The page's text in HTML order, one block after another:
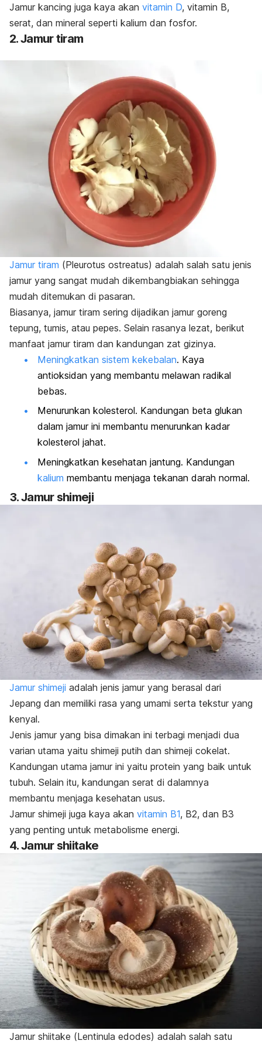
Jamur kancing juga kaya akan vitamin D, vitamin B,
serat, dan mineral seperti kalium dan fosfor.
2. Jamur tiram
Jamur tiram (Pleurotus ostreatus) adalah salah satu jenis
jamur yang sangat mudah dikembangbiakan sehingga
mudah ditemukan di pasaran.
Biasanya, jamur tiram sering dijadikan jamur goreng
tepung, tumis, atau pepes. Selain rasanya lezat, berikut
manfaat jamur tiram dan kandungan zat gizinya.
Meningkatkan sistem kekebalan. Kaya
antioksidan yang membantu melawan radikal
bebas.
Menurunkan kolesterol. Kandungan beta glukan
dalam jamur ini membantu menurunkan kadar
kolesterol jahat.
Meningkatkan kesehatan jantung. Kandungan
kalium membantu menjaga tekanan darah normal.
3. Jamur shimeji
Jamur shimeji adalah jenis jamur yang berasal dari
Jepang dan memiliki rasa yang umami serta tekstur yang
kenyal.
Jenis jamur yang bisa dimakan ini terbagi menjadi dua
varian utama yaitu shimeji putih dan shimeji cokelat.
Kandungan utama jamur ini yaitu protein yang baik untuk
tubuh. Selain itu, kandungan serat di dalamnya
membantu menjaga kesehatan usus.
Jamur shimeji juga kaya akan vitamin B1, B2, dan B3
yang penting untuk metabolisme energi.
4. Jamur shiitake
Jamur shiitake (Lentinula edodes) adalah salah satu